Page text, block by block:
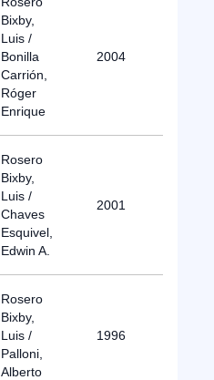
Bixby,
Luis /
Bonilla
Carrión,
Róger
Enrique
2004
Rosero
Bixby,
Luis /
Chaves
Esquivel,
Edwin A.
2001
Rosero
Bixby,
Luis /
Palloni,
Alberto
1996